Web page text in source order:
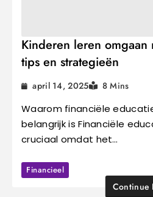
Kinderen leren
tips en strategieën
april 14, 2025 8 Mins
Waarom financiële
belangrijk is Financiële
cruciaal omdat het…
Financieel
Continue